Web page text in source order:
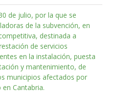
de julio, por la que se
de la subvención, en
destinada a
de servicios
en la instalación, puesta
y mantenimiento, de
municipios afectados por
Cantabria.